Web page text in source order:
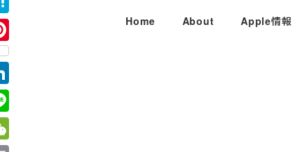
ツ
へ
移
動
Home About Apple情報